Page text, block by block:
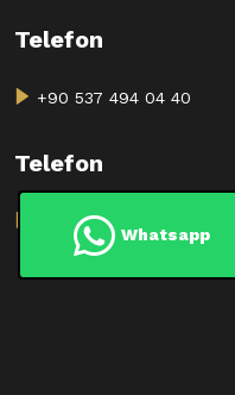
Whatsapp
Telefon
+90 537 494 04 40
Telefon
+90 537 494 04 40